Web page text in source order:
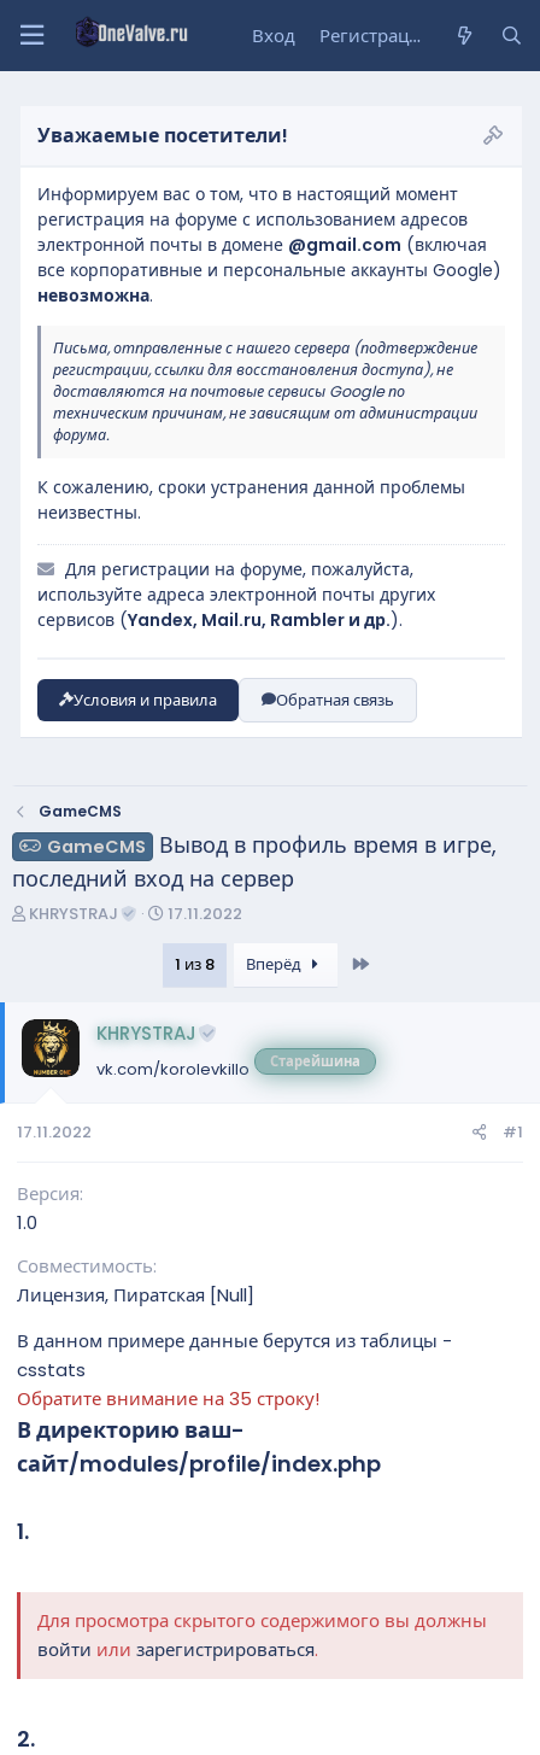
Вход Регистрация
Уважаемые посетители!
Информируем вас о том, что в настоящий момент
регистрация на форуме с использованием адресов
электронной почты в домене @gmail.com (включая
все корпоративные и персональные аккаунты Google)
невозможна.
Письма, отправленные с нашего сервера (подтверждение
регистрации, ссылки для восстановления доступа), не
доставляются на почтовые сервисы Google по
техническим причинам, не зависящим от администрации
форума.
К сожалению, сроки устранения данной проблемы
неизвестны.
Для регистрации на форуме, пожалуйста,
используйте адреса электронной почты других
сервисов (Yandex, Mail.ru, Rambler и др.).
Условия и правила Обратная связь
GameCMS
GameCMS
Вывод в профиль время в игре,
последний вход на сервер
А
е
м
KHRYSTRAJ
Д
а
а
а
17.11.2022
1 из 8 Вперёд
KHRYSTRAJ
vk.com/korolevkillo Старейшина
17.11.2022 #1
Версия
1.0
Совместимость
Лицензия Пиратская [Null]
В данном примере данные берутся из таблицы -
csstats
Обратите внимание на 35 строку!
В директорию ваш-
сайт/modules/profile/index.php
1.
Для просмотра скрытого содержимого вы должны
войти или зарегистрироваться.
2.